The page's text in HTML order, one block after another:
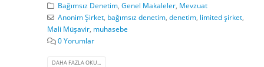
Bağımsız Denetim, Genel Makaleler, Mevzuat
Anonim Şirket, bağımsız denetim, denetim, limited şirket,
Mali Müşavir, muhasebe
0 Yorumlar
DAHA FAZLA OKU...